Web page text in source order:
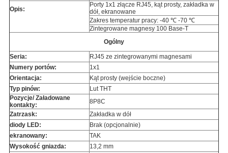
Opis:
Porty 1x1 złącze RJ45, kąt prosty, zakładka w
dół, ekranowane
Zakres temperatur pracy: -40 ℃ -70 ℃
Zintegrowane magnesy 100 Base-T
Ogólny
Seria:
RJ45 ze zintegrowanymi magnesami
Numery portów:
1x1
Orientacja:
Kąt prosty (wejście boczne)
Typ pinów:
Lut THT
Pozycje/ Załadowane
kontakty:
8P8C
Zatrzask:
Zakładka w dół
diody LED:
Brak (opcjonalnie)
ekranowany:
TAK
Wysokość gniazda:
13,2 mm